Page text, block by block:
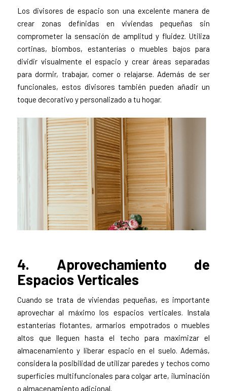
Los divisores de espacio son una excelente manera de
crear zonas definidas en viviendas pequeñas sin
comprometer la sensación de amplitud y fluidez. Utiliza
cortinas, biombos, estanterías o muebles bajos para
dividir visualmente el espacio y crear áreas separadas
para dormir, trabajar, comer o relajarse. Además de ser
funcionales, estos divisores también pueden añadir un
toque decorativo y personalizado a tu hogar.
4. Aprovechamiento de
Espacios Verticales
Cuando se trata de viviendas pequeñas, es importante
aprovechar al máximo los espacios verticales. Instala
estanterías flotantes, armarios empotrados o muebles
altos que lleguen hasta el techo para maximizar el
almacenamiento y liberar espacio en el suelo. Además,
considera la posibilidad de utilizar paredes y techos como
superficies multifuncionales para colgar arte, iluminación
o almacenamiento adicional.